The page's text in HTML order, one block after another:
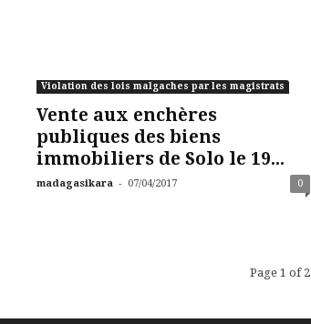
Violation des lois malgaches par les magistrats
Vente aux enchères
publiques des biens
immobiliers de Solo le 19...
madagasikara - 07/04/2017 0
Page 1 of 2